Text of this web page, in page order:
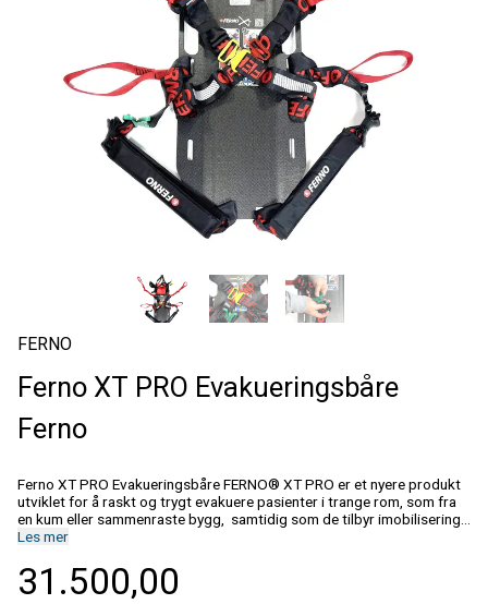
FERNO
Ferno XT PRO Evakueringsbåre
Ferno
Ferno XT PRO Evakueringsbåre FERNO® XT PRO er et nyere produkt
utviklet for å raskt og trygt evakuere pasienter i trange rom, som fra
en kum eller sammenraste bygg, samtidig som de tilbyr imobilisering
av nakke og rygg. XT PRO er basert på samme konsept som Ferno XT.
hode/nakke/ryggbevegelsesbegrensning med mulighet for løfting.
Testet i henhold til EN 1498. Derfor er dette det riktige produktet når
Les mer
31.500,00